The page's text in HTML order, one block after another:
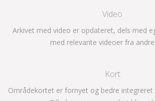
Video
Arkivet med video er opdateret, dels med
med relevante videoer fra
Kort
Områdekortet er fornyet og bedre integreret